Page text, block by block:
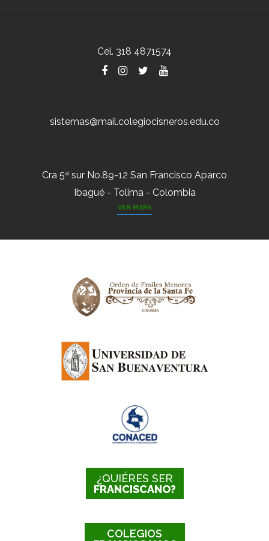
Cel. 318 4871574
sistemas@mail.colegiocisneros.edu.co
Cra 5ª sur No.89-12 San Francisco Aparco
Ibagué - Tolima - Colombia
VER MAPA
¿QUIÉRES SER
FRANCISCANO?
COLEGIOS